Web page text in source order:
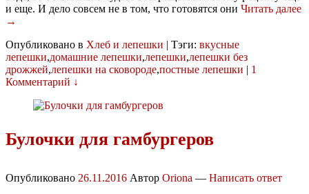
и еще. И дело совсем не в том, что готовятся они Читать далее
→
Опубликовано в Хлеб и лепешки | Тэги: вкусные
лепешки,домашние лепешки,лепешки,лепешки без
дрожжей,лепешки на сковороде,постные лепешки | 1
Комментарий ↓
Булочки для гамбургеров
Опубликовано 26.11.2016 Автор Oriona — Написать ответ